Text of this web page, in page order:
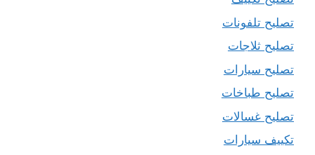
تصليح تلفونات
تصليح ثلاجات
تصليح سيارات
تصليح طباخات
تصليح غسالات
تكييف سيارات